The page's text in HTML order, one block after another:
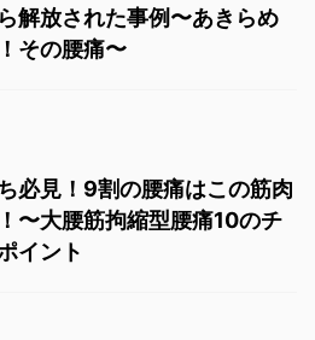
解放された事例〜あきらめ
その腰痛〜
必見！9割の腰痛はこの筋肉
〜大腰筋拘縮型腰痛10のチ
イント